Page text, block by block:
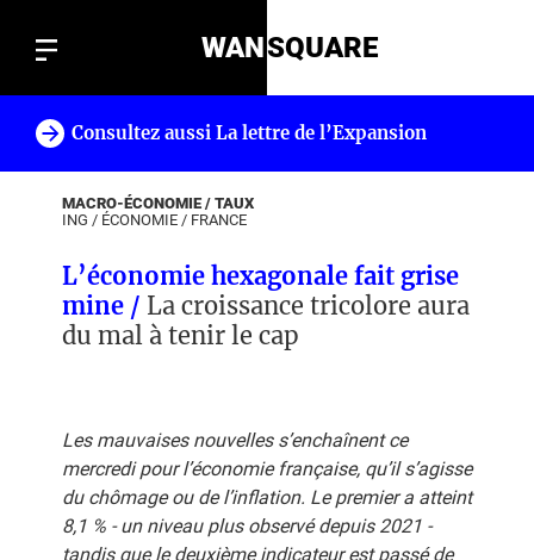
WANSQUARE
Consultez aussi La lettre de l’Expansion
MACRO-ÉCONOMIE / TAUX
ING / ÉCONOMIE / FRANCE
L’économie hexagonale fait grise
mine / La croissance tricolore aura
du mal à tenir le cap
Les mauvaises nouvelles s’enchaînent ce
mercredi pour l’économie française, qu’il s’agisse
du chômage ou de l’inflation. Le premier a atteint
8,1 % - un niveau plus observé depuis 2021 -
tandis que le deuxième indicateur est passé de